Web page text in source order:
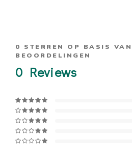
0 STERREN OP BASIS VAN
BEOORDELINGEN
0 Reviews